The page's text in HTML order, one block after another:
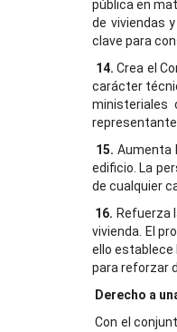
pública en
de viviendas
clave para
14. Crea el
carácter
ministeriales
15. Aumenta
edificio. La
de cualquier
16. Refuerza
vivienda. El
ello establece
para reforzar
Derecho a
Con el